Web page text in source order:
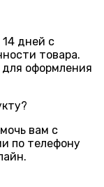
дней с
товара.
оформления
вам с
по телефону